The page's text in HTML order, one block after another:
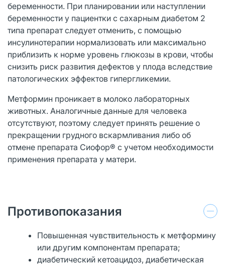
беременности. При планировании или наступлении
беременности у пациентки с сахарным диабетом 2
типа препарат следует отменить, с помощью
инсулинотерапии нормализовать или максимально
приблизить к норме уровень глюкозы в крови, чтобы
снизить риск развития дефектов у плода вследствие
патологических эффектов гипергликемии.
Метформин проникает в молоко лабораторных
животных. Аналогичные данные для человека
отсутствуют, поэтому следует принять решение о
прекращении грудного вскармливания либо об
отмене препарата Сиофор® с учетом необходимости
применения препарата у матери.
Противопоказания
Повышенная чувствительность к метформину
или другим компонентам препарата;
диабетический кетоацидоз, диабетическая